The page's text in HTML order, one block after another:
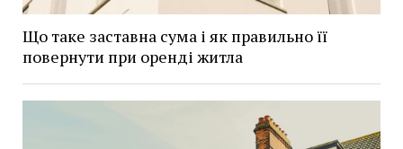
Що таке заставна сума і як правильно її
повернути при оренді житла